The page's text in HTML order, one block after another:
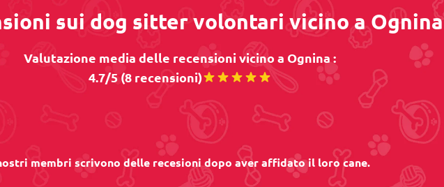
sui dog sitter volontari vicino a Ognina
Valutazione media delle recensioni vicino a Ognina :
4.7/5 (8 recensioni)
membri scrivono delle recesioni dopo aver affidato il loro cane.